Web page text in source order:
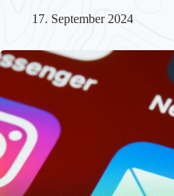
17. September 2024